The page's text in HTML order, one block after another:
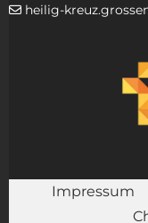
 heilig-
Impressum